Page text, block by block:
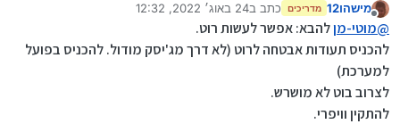
הערה: אם אני יודע נכון, וויפרי לא עובד על מכשיר
מושרש.
זהו, שגם לי נם אמרו את זה בזמנו, אז הסרתי את הרוט.
תעודות אבטחה ברוט, אז הם אמרו לי שצריך להשריש אותו..
מישהו12 מדריכים כתב ב24 באוג׳ 2022, 12:32
נערך לאחרונה על ידי
@מוטי-מןלהבא: אפשר לעשות רוט.
להכניס תעודות אבטחה לרוט (לא דרך מג'יסק מודול. להכניס בפועל
למערכת)
לצרוב בוט לא מושרש.
להתקין וויפרי.